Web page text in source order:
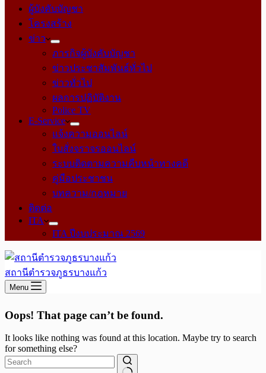
ผู้บังคับบัญชา
โครงสร้าง
ข่าว
ภารกิจผู้บังคับบัญชา
ข่าวประชาสัมพันธ์ทั่วไป
ข่าวทั่วไป
ผลการปฏิบัติงาน
Police TV
E-Service
แจ้งความออนไลน์
ใบสั่งจราจรออนไลน์
ระบบติดตามความคืบหน้าทางคดี
คู่มือประชาชน
บทความ/กฎหมาย
ติดต่อ
ITA
ITA ปีงบประมาณ 2569
สถานีตำรวจภูธรบางแก้ว
Menu
Oops! That page can’t be found.
It looks like nothing was found at this location. Maybe try to search
for something else?